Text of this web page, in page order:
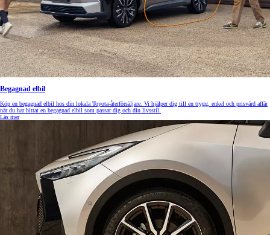
Begagnad elbil
Köp en begagnad elbil hos din lokala Toyota-återförsäljare. Vi hjälper dig till en trygg, enkel och prisvärd affär
när du har hittat en begagnad elbil som passar dig och din livsstil.
Läs mer